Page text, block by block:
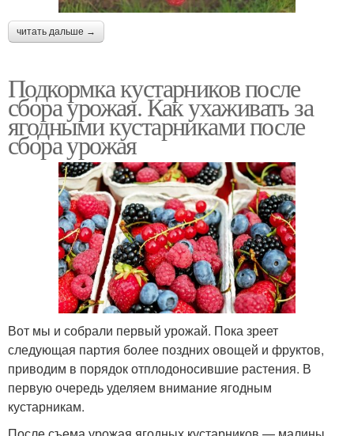
читать дальше →
Подкормка кустарников после
сбора урожая. Как ухаживать за
ягодными кустарниками после
сбора урожая
Вот мы и собрали первый урожай. Пока зреет
следующая партия более поздних овощей и фруктов,
приводим в порядок отплодоносившие растения. В
первую очередь уделяем внимание ягодным
кустарникам.